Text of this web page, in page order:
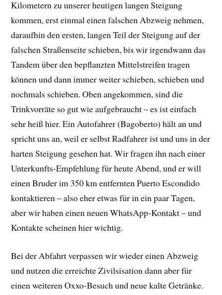
Kilometern zu unserer heutigen langen Steigung
kommen, erst einmal einen falschen Abzweig nehmen,
daraufhin den ersten, langen Teil der Steigung auf der
falschen Straßenseite schieben, bis wir irgendwann das
Tandem über den bepflanzten Mittelstreifen tragen
können und dann immer weiter schieben, schieben und
nochmals schieben. Oben angekommen, sind die
Trinkvorräte so gut wie aufgebraucht – es ist einfach
sehr heiß hier. Ein Autofahrer (Bagoberto) hält an und
spricht uns an, weil er selbst Radfahrer ist und uns in der
harten Steigung gesehen hat. Wir fragen ihn nach einer
Unterkunfts-Empfehlung für heute Abend, und er will
einen Bruder im 350 km entfernten Puerto Escondido
kontaktieren – also eher etwas für in ein paar Tagen,
aber wir haben einen neuen WhatsApp-Kontakt – und
Kontakte scheinen hier wichtig.
Bei der Abfahrt verpassen wir wieder einen Abzweig
und nutzen die erreichte Zivilsisation dann aber für
einen weiteren Oxxo-Besuch und neue kalte Getränke.